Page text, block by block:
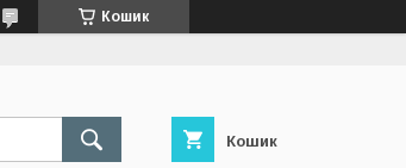
Кошик
Кошик